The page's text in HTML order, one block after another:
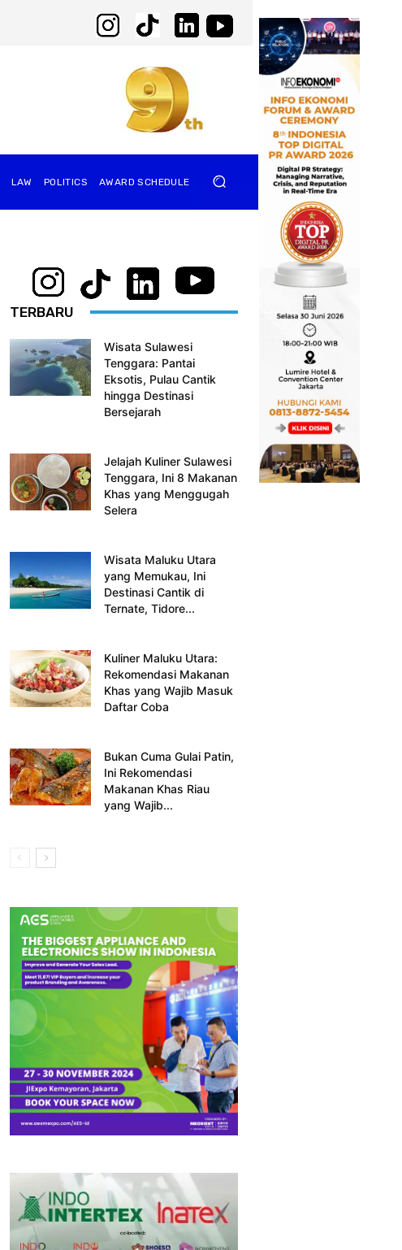
⁠LAW POLITICS AWARD SCHEDULE
TERBARU
Wisata Sulawesi
Tenggara: Pantai
Eksotis, Pulau Cantik
hingga Destinasi
Bersejarah
Jelajah Kuliner Sulawesi
Tenggara, Ini 8 Makanan
Khas yang Menggugah
Selera
Wisata Maluku Utara
yang Memukau, Ini
Destinasi Cantik di
Ternate, Tidore...
Kuliner Maluku Utara:
Rekomendasi Makanan
Khas yang Wajib Masuk
Daftar Coba
Bukan Cuma Gulai Patin,
Ini Rekomendasi
Makanan Khas Riau
yang Wajib...